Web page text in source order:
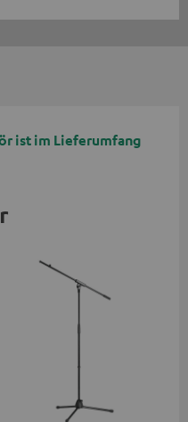
ist im Lieferumfang